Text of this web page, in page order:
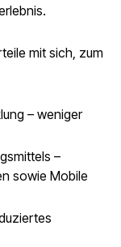
mit sich, zum
– weniger
–
sowie Mobile